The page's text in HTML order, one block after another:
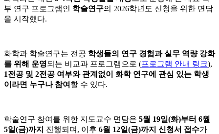
부 연구 프로그램인 학술연구의 2026학년도 신청을 위한 면담
을 시작했다.
화학과 학술연구는 전공 학생들의 연구 경험과 실무 역량 강화
를 위해 운영되는 비교과 프로그램으로 (프로그램 안내 링크),
1전공 및 2전공 여부와 관계없이 화학 연구에 관심 있는 학생
이라면 누구나 참여 할 수 있다.
학술연구 참여를 위한 지도교수 면담은 5월 19일(화)부터 6월
5일(금)까지 진행되며, 이후 6월 12일(금)까지 신청서 접수가